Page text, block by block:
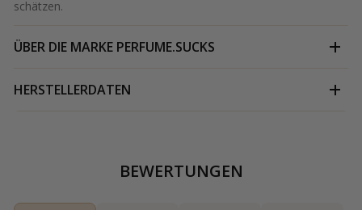
schätzen​.
ÜBER DIE MARKE PERFUME.SUCKS
HERSTELLERDATEN
BEWERTUNGEN